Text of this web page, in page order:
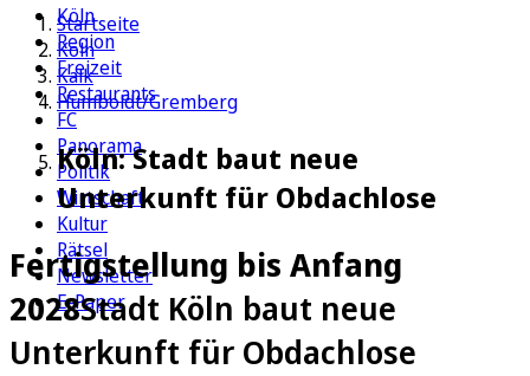
Köln
Region
Freizeit
Restaurants
FC
Panorama
Politik
Wirtschaft
Kultur
Rätsel
Newsletter
E-Paper
Startseite
Köln
Kalk
Humboldt/Gremberg
Köln: Stadt baut neue
Unterkunft für Obdachlose
Fertigstellung bis Anfang
2028Stadt Köln baut neue
Unterkunft für Obdachlose